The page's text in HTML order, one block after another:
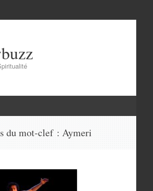
du mot-clef : Aymeri